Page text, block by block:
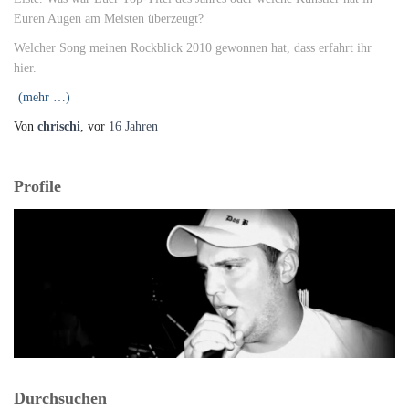
Euren Augen am Meisten überzeugt?
Welcher Song meinen Rockblick 2010 gewonnen hat, dass erfahrt ihr
hier.
(mehr …)
Von chrischi, vor 16 Jahren
Profile
Durchsuchen